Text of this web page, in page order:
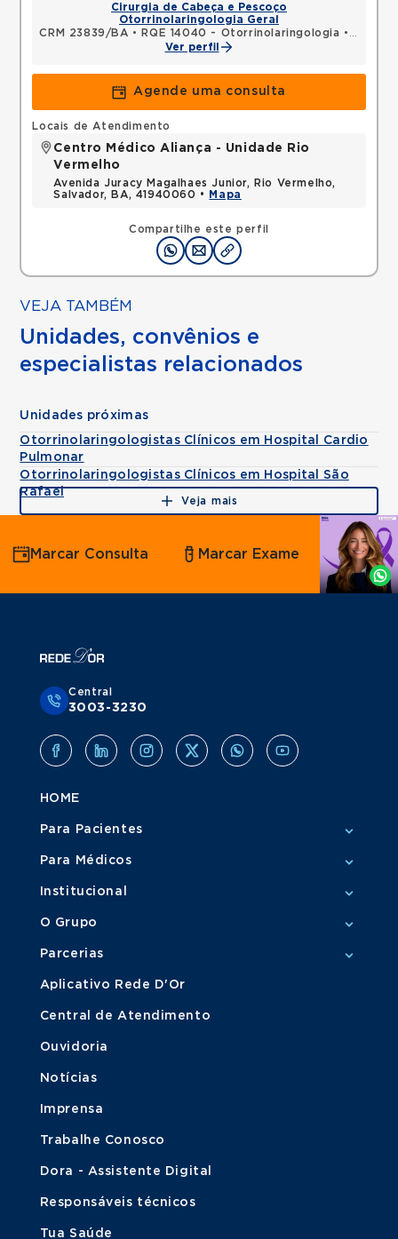
Cirurgia de Cabeça e Pescoço
Otorrinolaringologia Geral
CRM 23839/BA • RQE 14040 - Otorrinolaringologia •
Ver perfil
Agende uma consulta
Compartilhe este perfil
Locais de Atendimento
Centro Médico Aliança - Unidade Rio
Vermelho
Avenida Juracy Magalhaes Junior, Rio Vermelho,
Salvador, BA, 41940060 •
Mapa
VEJA TAMBÉM
Unidades, convênios e
especialistas relacionados
Unidades próximas
Otorrinolaringologistas Clínicos em Hospital Cardio
Pulmonar
Otorrinolaringologistas Clínicos em Hospital São
Rafael
Veja mais
Agende
por
Whatsapp
Marcar Consulta Marcar Exame
Central
3003-3230
HOME
Para Pacientes
Para Médicos
Institucional
O Grupo
Parcerias
Aplicativo Rede D'Or
Central de Atendimento
Ouvidoria
Notícias
Imprensa
Trabalhe Conosco
Dora - Assistente Digital
Responsáveis técnicos
Tua Saúde